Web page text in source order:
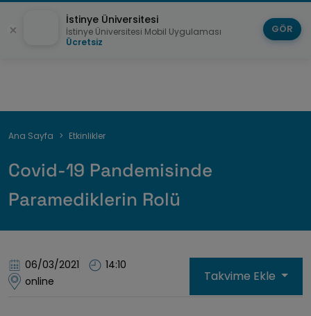
Sayfa
Ana Sayfa Etkinlikler
Covid-19 Pandemisinde
Paramediklerin Rolü
06/03/2021
14:10
online
Takvime Ekle
İstinye Üniversitesi
İstinye Üniversitesi Mobil Uygulaması
Ücretsiz
GÖR